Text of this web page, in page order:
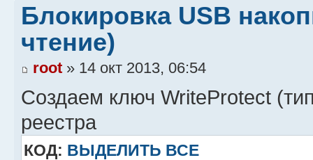
Блокировка USB
чтение)
root » 14 окт 2013, 06:54
Создаем ключ WriteProtect
реестра
КОД: ВЫДЕЛИТЬ ВСЕ